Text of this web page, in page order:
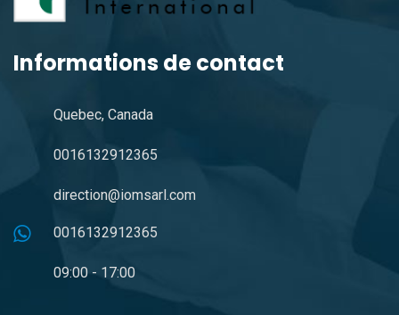
Informations de contact
Quebec, Canada
0016132912365
direction@iomsarl.com
0016132912365
09:00 - 17:00